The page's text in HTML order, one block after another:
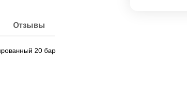
Отзывы
20 бар